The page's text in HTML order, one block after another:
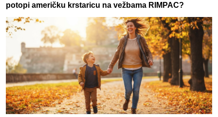
potopi američku krstaricu na vežbama RIMPAC?